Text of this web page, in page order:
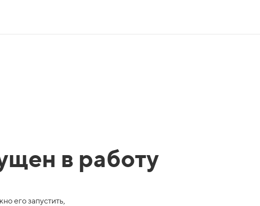
в работу
его запустить,